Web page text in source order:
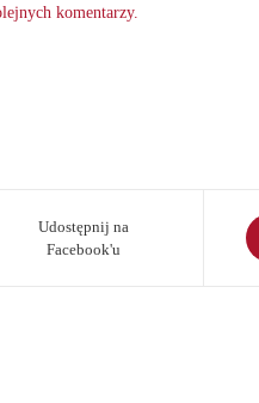
komentarzy.
Udostępnij na
Facebook'u
in